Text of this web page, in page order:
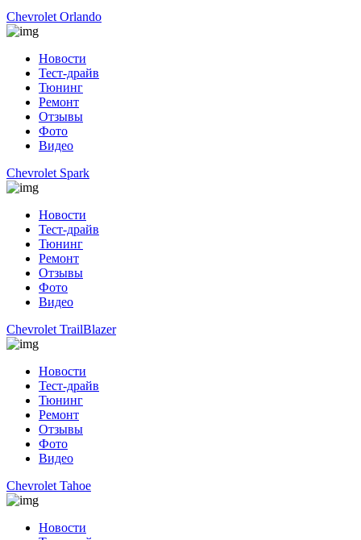
Chevrolet Orlando
Новости
Тест-драйв
Тюнинг
Ремонт
Отзывы
Фото
Видео
Chevrolet Spark
Новости
Тест-драйв
Тюнинг
Ремонт
Отзывы
Фото
Видео
Chevrolet TrailBlazer
Новости
Тест-драйв
Тюнинг
Ремонт
Отзывы
Фото
Видео
Chevrolet Tahoe
Новости